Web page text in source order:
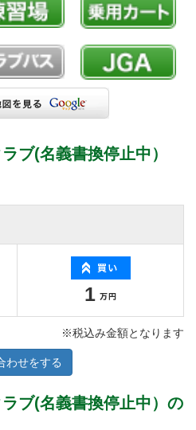
ブ(名義書換停止中）
1
※税込み金額となります
わせをする
ブ(名義書換停止中）の